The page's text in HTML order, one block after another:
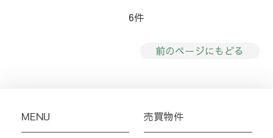
6件
前のページにもどる
MENU 売買物件